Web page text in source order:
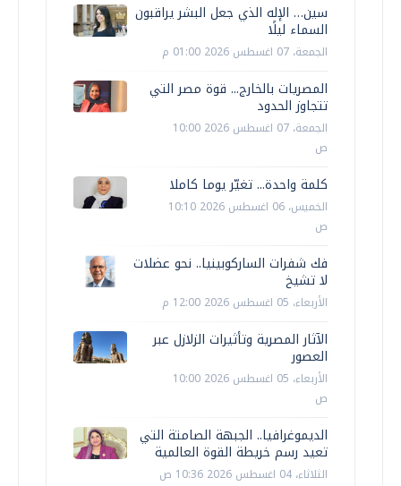
سين… الإله الذي جعل البشر يراقبون
السماء ليلًا
الجمعة، 07 اغسطس 2026 01:00 م
المصريات بالخارج... قوة مصر التي
تتجاوز الحدود
الجمعة، 07 اغسطس 2026 10:00
ص
كلمة واحدة... تغيّر يوما كاملا
الخميس، 06 اغسطس 2026 10:10
ص
فك شفرات الساركوبينيا.. نحو عضلات
لا تشيخ
الأربعاء، 05 اغسطس 2026 12:00 م
الآثار المصرية وتأثيرات الزلازل عبر
العصور
الأربعاء، 05 اغسطس 2026 10:00
ص
الديموغرافيا.. الجبهة الصامتة التي
تعيد رسم خريطة القوة العالمية
الثلاثاء، 04 اغسطس 2026 10:36 ص